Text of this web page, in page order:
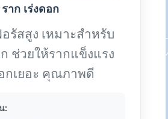
ราก เร่งดอก
รัสสูง เหมาะสำหรับ
ช่วยให้รากแข็งแรง
กเยอะ คุณภาพดี
: